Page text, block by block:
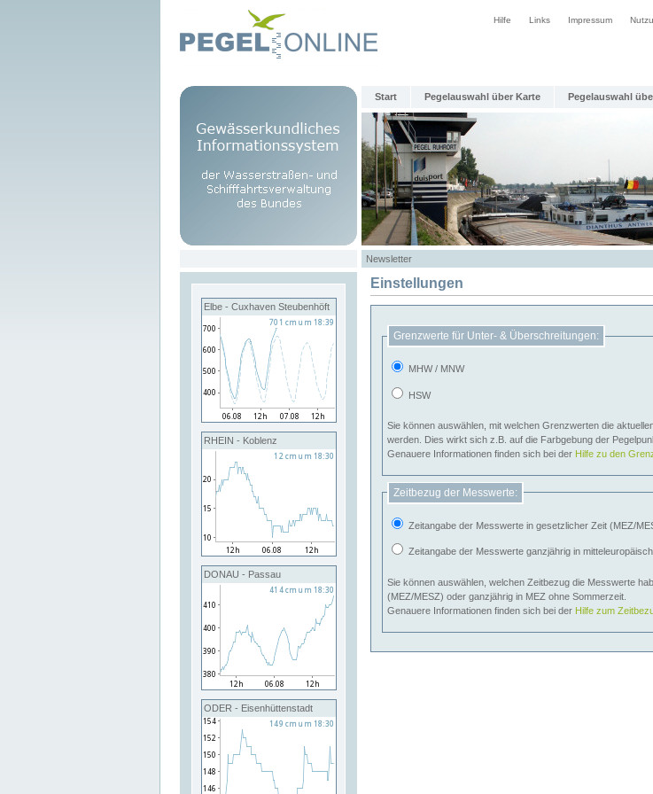
Hilfe Links Impressum
Start Pegelauswahl über Karte Pegelauswahl
Newsletter
Elbe - Cuxhaven Steubenhöft
RHEIN - Koblenz
DONAU - Passau
ODER - Eisenhüttenstadt
Einstellungen
Grenzwerte für Unter- & Überschreitungen:
MHW / MNW
HSW
Sie können auswählen, mit welchen Grenzwerten die
werden. Dies wirkt sich z.B. auf die Farbgebung der
Genauere Informationen finden sich bei der Hilfe zu den
Zeitbezug der Messwerte:
Zeitangabe der Messwerte in gesetzlicher Zeit (MEZ/
Zeitangabe der Messwerte ganzjährig in
Sie können auswählen, welchen Zeitbezug die Messwerte
(MEZ/MESZ) oder ganzjährig in MEZ ohne Sommerzeit.
Genauere Informationen finden sich bei der Hilfe zum